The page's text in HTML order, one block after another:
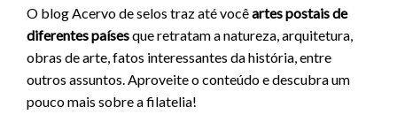
O blog Acervo de selos traz até vocêartes postais de
diferentes paísesque retratam a natureza, arquitetura,
obras de arte, fatos interessantes da história, entre
outros assuntos. Aproveite o conteúdo e descubra um
pouco mais sobre a filatelia!